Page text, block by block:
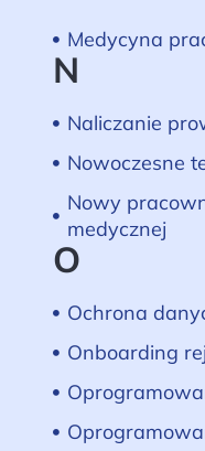
Medycyna
N
Naliczanie
Nowoczesne
Nowy
medycznej
O
Ochrona
Onboarding